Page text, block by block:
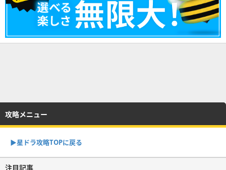
攻略メニュー
▶︎星ドラ攻略TOPに戻る
注目記事